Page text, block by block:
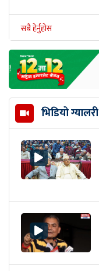
सबै हेर्नुहोस
भिडियो ग्यालरी